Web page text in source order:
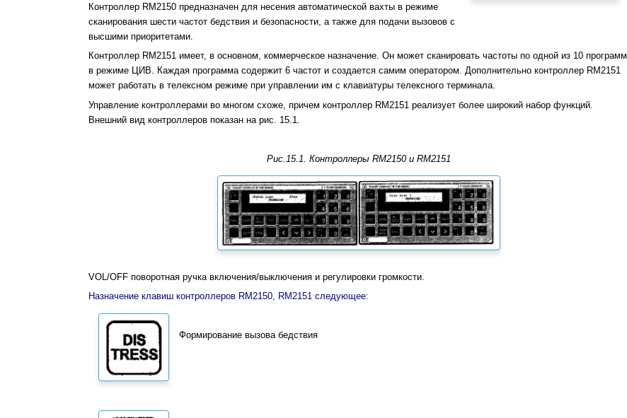
Контроллер RM2150 предназначен для несения автоматической вахты в режиме
сканирования шести частот бедствия и безопасности, а также для подачи вызовов с
высшими приоритетами.
Контроллер RM2151 имеет, в основном, коммерческое назначение. Он может сканировать частоты по одной из 10 программ
в режиме ЦИВ. Каждая программа содержит 6 частот и создается самим оператором. Дополнительно контроллер RM2151
может работать в телексном режиме при управлении им с клавиатуры телексного терминала.
Управление контроллерами во многом схоже, причем контроллер RM2151 реализует более широкий набор функций.
Внешний вид контроллеров показан на рис. 15.1.
Pиc.15.1. Контроллеры RM2150 и RM2151
VOL/OFF поворотная ручка включения/выключения и регулировки громкости.
Назначение клавиш контроллеров RM2150, RM2151 следующее:
Формирование вызова бедствия